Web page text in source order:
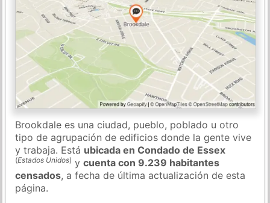
Brookdale es una ciudad, pueblo, poblado u otro
tipo de agrupación de edificios donde la gente vive
y trabaja. Está ubicada en Condado de Essex
(Estados Unidos) ycuenta con 9.239 habitantes
censados, a fecha de última actualización de esta
página.